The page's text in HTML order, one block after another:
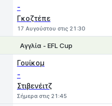
-
Γκοζτέπε
17 Αυγούστου στις 21:30
Αγγλία - EFL Cup
Γουίκομ
-
Στιβενέιτζ
Σήμερα στις 21:45